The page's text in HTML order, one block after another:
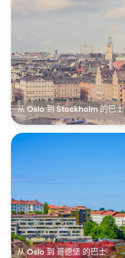
从 Oslo 到 Stockholm 的巴士
从 Oslo 到 哥德堡 的巴士